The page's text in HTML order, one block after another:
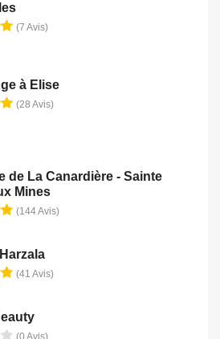
(7 Avis)
à Elise
(28 Avis)
de La Canardière - Sainte
Mines
(144 Avis)
(41 Avis)
(0 Avis)